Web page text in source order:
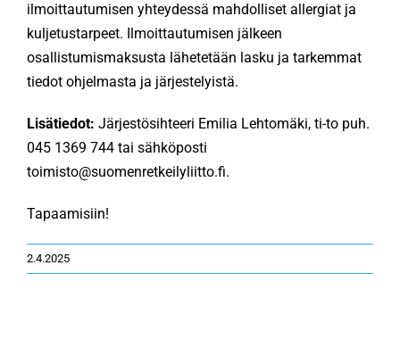
ilmoittautumisen yhteydessä mahdolliset allergiat ja
kuljetustarpeet. Ilmoittautumisen jälkeen
osallistumismaksusta lähetetään lasku ja tarkemmat
tiedot ohjelmasta ja järjestelyistä.
Lisätiedot: Järjestösihteeri Emilia Lehtomäki, ti-to puh.
045 1369 744 tai sähköposti
toimisto@suomenretkeilyliitto.fi.
Tapaamisiin!
2.4.2025